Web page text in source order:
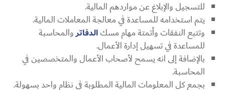
للتسجيل والإبلاغ عن مواردهم المالية.
يتم استخدامه للمساعدة في معالجة المعاملات المالية.
وتتبع النفقات وأتمتة مهام مسكالدفاتروالمحاسبة
للمساعدة في تسهيل إدارة الأعمال.
بالإضافة إلى انه يسمح لأصحاب الأعمال والمتخصصين في
المحاسبة.
بجمع كل المعلومات المالية المطلوبة في نظام واحد بسهولة.